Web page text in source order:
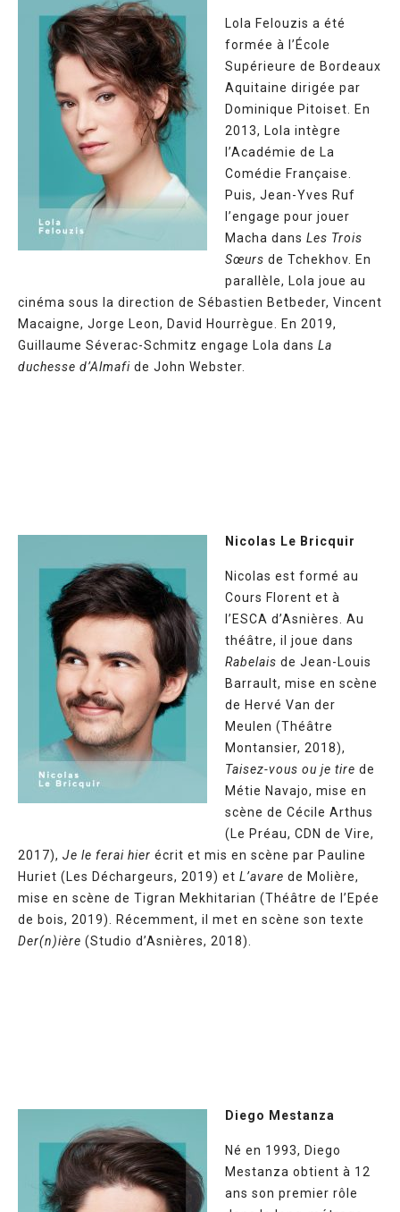
Lola Felouzis a été
formée à l’École
Supérieure de Bordeaux
Aquitaine dirigée par
Dominique Pitoiset. En
2013, Lola intègre
l’Académie de La
Comédie Française.
Puis, Jean-Yves Ruf
l’engage pour jouer
Macha dans Les Trois
Sœurs de Tchekhov. En
parallèle, Lola joue au
cinéma sous la direction de Sébastien Betbeder, Vincent
Macaigne, Jorge Leon, David Hourrègue. En 2019,
Guillaume Séverac-Schmitz engage Lola dans La
duchesse d’Almafi de John Webster.
Nicolas Le Bricquir
Nicolas est formé au
Cours Florent et à
l’ESCA d’Asnières. Au
théâtre, il joue dans
Rabelais de Jean-Louis
Barrault, mise en scène
de Hervé Van der
Meulen (Théâtre
Montansier, 2018),
Taisez-vous ou je tire de
Métie Navajo, mise en
scène de Cécile Arthus
(Le Préau, CDN de Vire,
2017), Je le ferai hier écrit et mis en scène par Pauline
Huriet (Les Déchargeurs, 2019) et L’avare de Molière,
mise en scène de Tigran Mekhitarian (Théâtre de l’Epée
de bois, 2019). Récemment, il met en scène son texte
Der(n)ière (Studio d’Asnières, 2018).
Diego Mestanza
Né en 1993, Diego
Mestanza obtient à 12
ans son premier rôle